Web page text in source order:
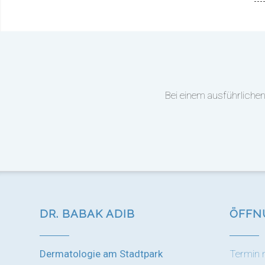
Bei einem
DR. BABAK ADIB
Dermatologie am Stadtpark
Termin